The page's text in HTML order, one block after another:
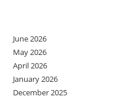
June 2026
May 2026
April 2026
January 2026
December 2025